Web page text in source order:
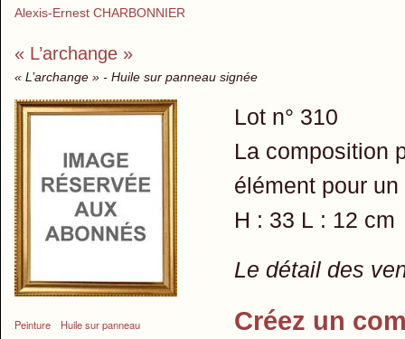
Alexis-Ernest CHARBONNIER
« L’archange »
« L’archange » - Huile sur panneau signée
Peinture Huile sur panneau
Lot n° 310
La composition
élément pour
H : 33 L : 12 cm
Le détail des
Créez un